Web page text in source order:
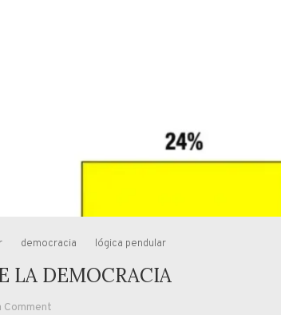
democracia lógica pendular
LA DEMOCRACIA
Comment